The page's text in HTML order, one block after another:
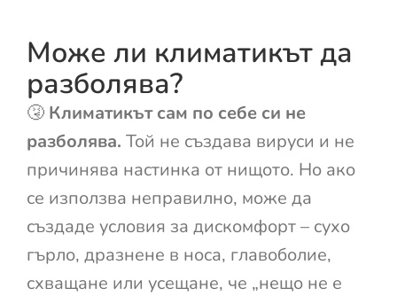
Може ли климатикът да
разболява?
🤧 Климатикът сам по себе си не
разболява. Той не създава вируси и не
причинява настинка от нищото. Но ако
се използва неправилно, може да
създаде условия за дискомфорт – сухо
гърло, дразнене в носа, главоболие,
схващане или усещане, че „нещо не е